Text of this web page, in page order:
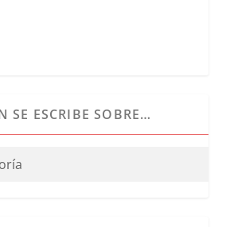
SE ESCRIBE SOBRE…